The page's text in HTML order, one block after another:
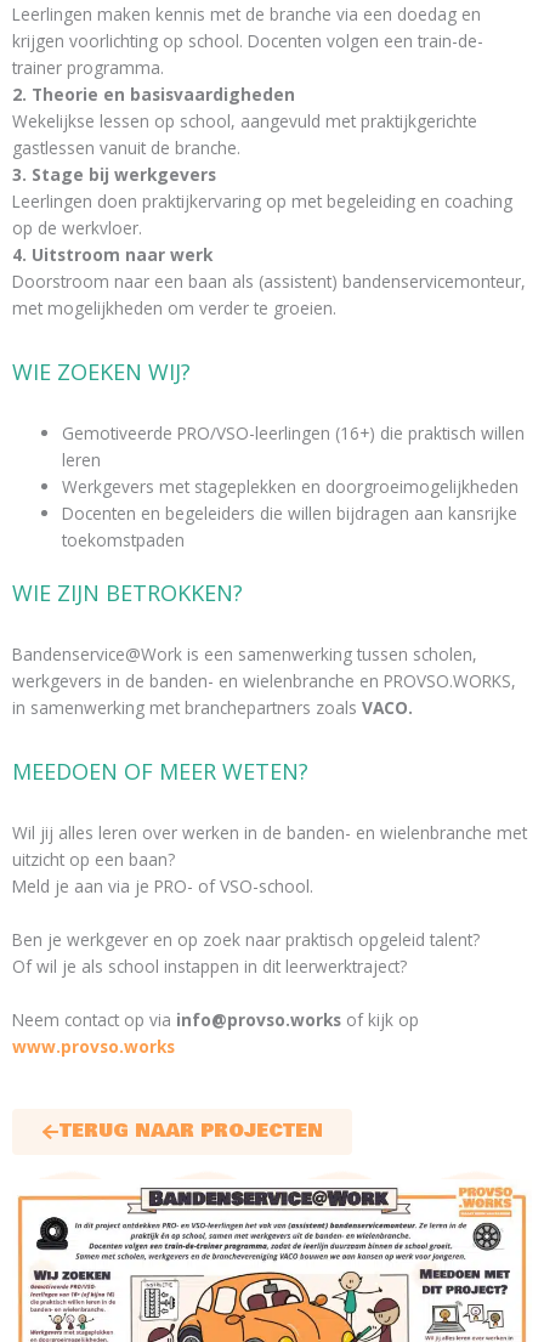
Leerlingen maken kennis met de branche via een doedag en
krijgen voorlichting op school. Docenten volgen een train-de-
trainer programma.
2. Theorie en basisvaardigheden
Wekelijkse lessen op school, aangevuld met praktijkgerichte
gastlessen vanuit de branche.
3. Stage bij werkgevers
Leerlingen doen praktijkervaring op met begeleiding en coaching
op de werkvloer.
4. Uitstroom naar werk
Doorstroom naar een baan als (assistent) bandenservicemonteur,
met mogelijkheden om verder te groeien.
WIE ZOEKEN WIJ?
Gemotiveerde PRO/VSO-leerlingen (16+) die praktisch willen
leren
Werkgevers met stageplekken en doorgroeimogelijkheden
Docenten en begeleiders die willen bijdragen aan kansrijke
toekomstpaden
WIE ZIJN BETROKKEN?
Bandenservice@Work is een samenwerking tussen scholen,
werkgevers in de banden- en wielenbranche en PROVSO.WORKS,
in samenwerking met branchepartners zoals VACO.
MEEDOEN OF MEER WETEN?
Wil jij alles leren over werken in de banden- en wielenbranche met
uitzicht op een baan?
Meld je aan via je PRO- of VSO-school.
Ben je werkgever en op zoek naar praktisch opgeleid talent?
Of wil je als school instappen in dit leerwerktraject?
Neem contact op via info@provso.works of kijk op
www.provso.works
TERUG NAAR PROJECTEN